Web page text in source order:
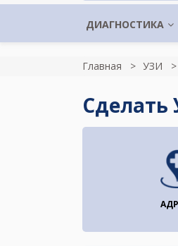
ДИАГНОСТИКА
Главная УЗИ
Сделать